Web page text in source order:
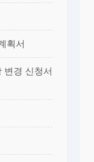
획서
변경 신청서